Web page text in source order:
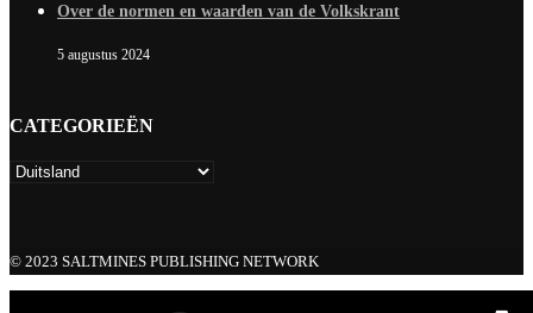
Over de normen en waarden van de Volkskrant
5 augustus 2024
CATEGORIEËN
© 2023 SALTMINES PUBLISHING NETWORK